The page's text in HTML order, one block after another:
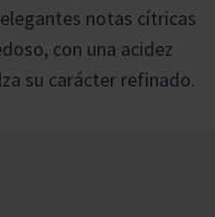
notas cítricas
con una acidez
su carácter refinado.